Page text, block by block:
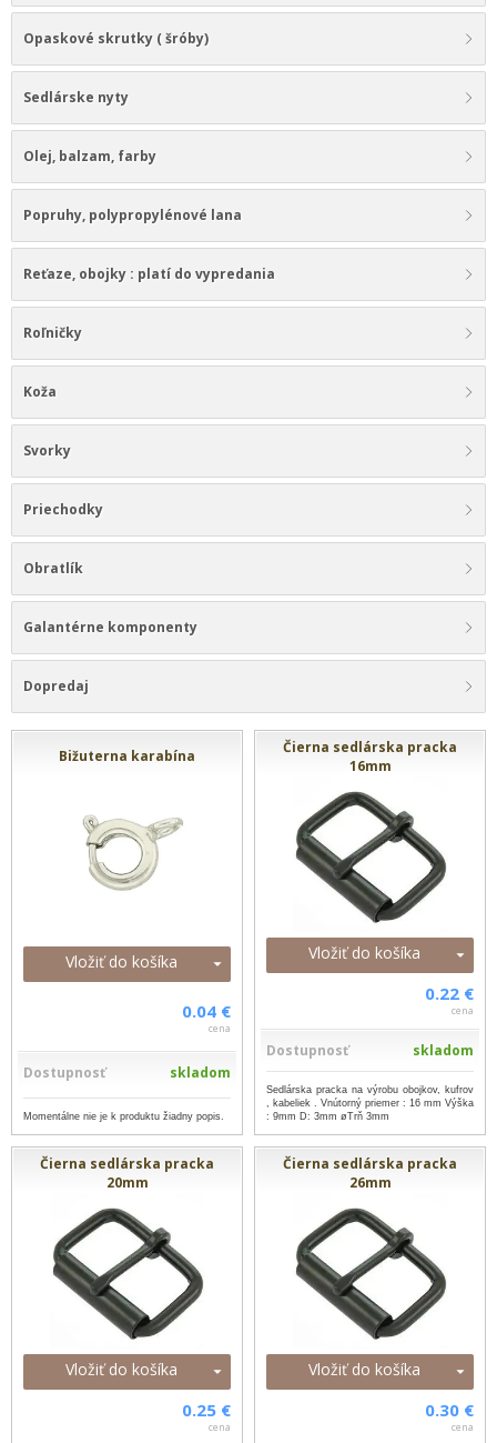
Opaskové skrutky ( šróby)
Sedlárske nyty
Olej, balzam, farby
Popruhy, polypropylénové lana
Reťaze, obojky : platí do vypredania
Roľničky
Koža
Svorky
Priechodky
Obratlík
Galantérne komponenty
Dopredaj
Bižuterna karabína
Vložiť do košíka
0.04 €
cena
Dostupnosť skladom
Momentálne nie je k produktu žiadny popis.
Čierna sedlárska pracka
16mm
Vložiť do košíka
0.22 €
cena
Dostupnosť skladom
Sedlárska pracka na výrobu obojkov, kufrov
, kabeliek . Vnútorný priemer : 16 mm Výška
: 9mm D: 3mm øTrň 3mm
Čierna sedlárska pracka
20mm
Vložiť do košíka
0.25 €
cena
Čierna sedlárska pracka
26mm
Vložiť do košíka
0.30 €
cena